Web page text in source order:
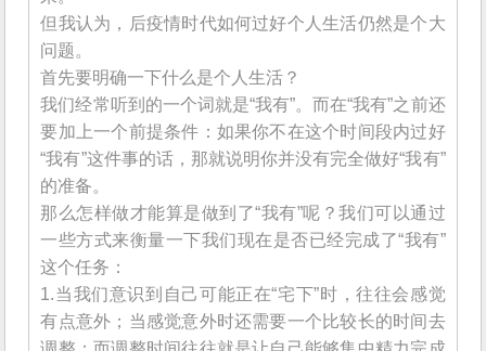
但我认为，后疫情时代如何过好个人生活仍然是个大
问题。
首先要明确一下什么是个人生活？
我们经常听到的一个词就是“我有”。而在“我有”之前还
要加上一个前提条件：如果你不在这个时间段内过好
“我有”这件事的话，那就说明你并没有完全做好“我有”
的准备。
那么怎样做才能算是做到了“我有”呢？我们可以通过
一些方式来衡量一下我们现在是否已经完成了“我有”
这个任务：
1.当我们意识到自己可能正在“宅下”时，往往会感觉
有点意外；当感觉意外时还需要一个比较长的时间去